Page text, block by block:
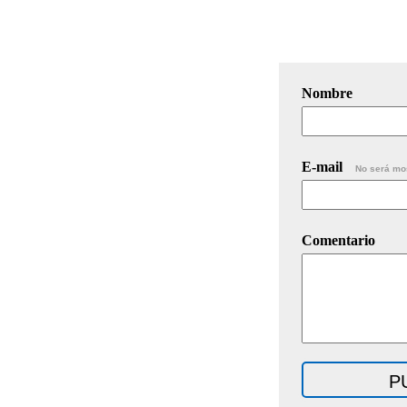
Nombre
E-mail No será
Comentario